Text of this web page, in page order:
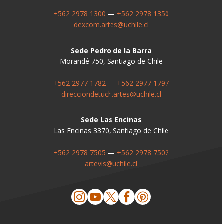
+562 2978 1300 — +562 2978 1350
dexcom.artes@uchile.cl
Sede Pedro de la Barra
Morandé 750, Santiago de Chile
+562 2977 1782— +562 2977 1797
direcciondetuch.artes@uchile.cl
Sede Las Encinas
Las Encinas 3370, Santiago de Chile
+562 2978 7505 — +562 2978 7502
artevis@uchile.cl